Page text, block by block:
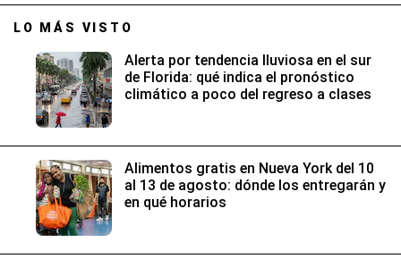
LO MÁS VISTO
Alerta por tendencia lluviosa en el sur
de Florida: qué indica el pronóstico
climático a poco del regreso a clases
Alimentos gratis en Nueva York del 10
al 13 de agosto: dónde los entregarán y
en qué horarios